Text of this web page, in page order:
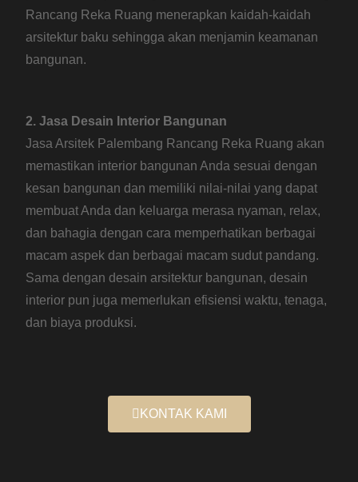
Rancang Reka Ruang menerapkan kaidah-kaidah
arsitektur baku sehingga akan menjamin keamanan
bangunan.
2. Jasa Desain Interior Bangunan
Jasa Arsitek Palembang Rancang Reka Ruang akan
memastikan interior bangunan Anda sesuai dengan
kesan bangunan dan memiliki nilai-nilai yang dapat
membuat Anda dan keluarga merasa nyaman, relax,
dan bahagia dengan cara memperhatikan berbagai
macam aspek dan berbagai macam sudut pandang.
Sama dengan desain arsitektur bangunan, desain
interior pun juga memerlukan efisiensi waktu, tenaga,
dan biaya produksi.
KONTAK KAMI